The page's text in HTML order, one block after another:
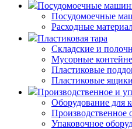
Посудомоечные
Посудомоечные
Расходные
Пластиковая тара
Складские и
Мусорные
Пластиковые
Пластиковые ящики
Производственное и
Оборудование для
Производственное
Упаковочное